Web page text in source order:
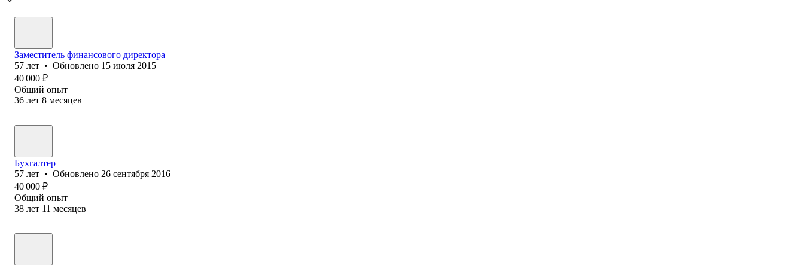
Заместитель финансового директора
57 лет • Обновлено 15 июля 2015
40 000 ₽
Общий опыт
36 лет 8 месяцев
Бухгалтер
57 лет • Обновлено 26 сентября 2016
40 000 ₽
Общий опыт
38 лет 11 месяцев